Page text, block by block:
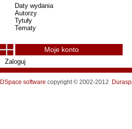
Daty wydania
Autorzy
Tytuły
Tematy
Moje konto
Zaloguj
DSpace software copyright © 2002-2012